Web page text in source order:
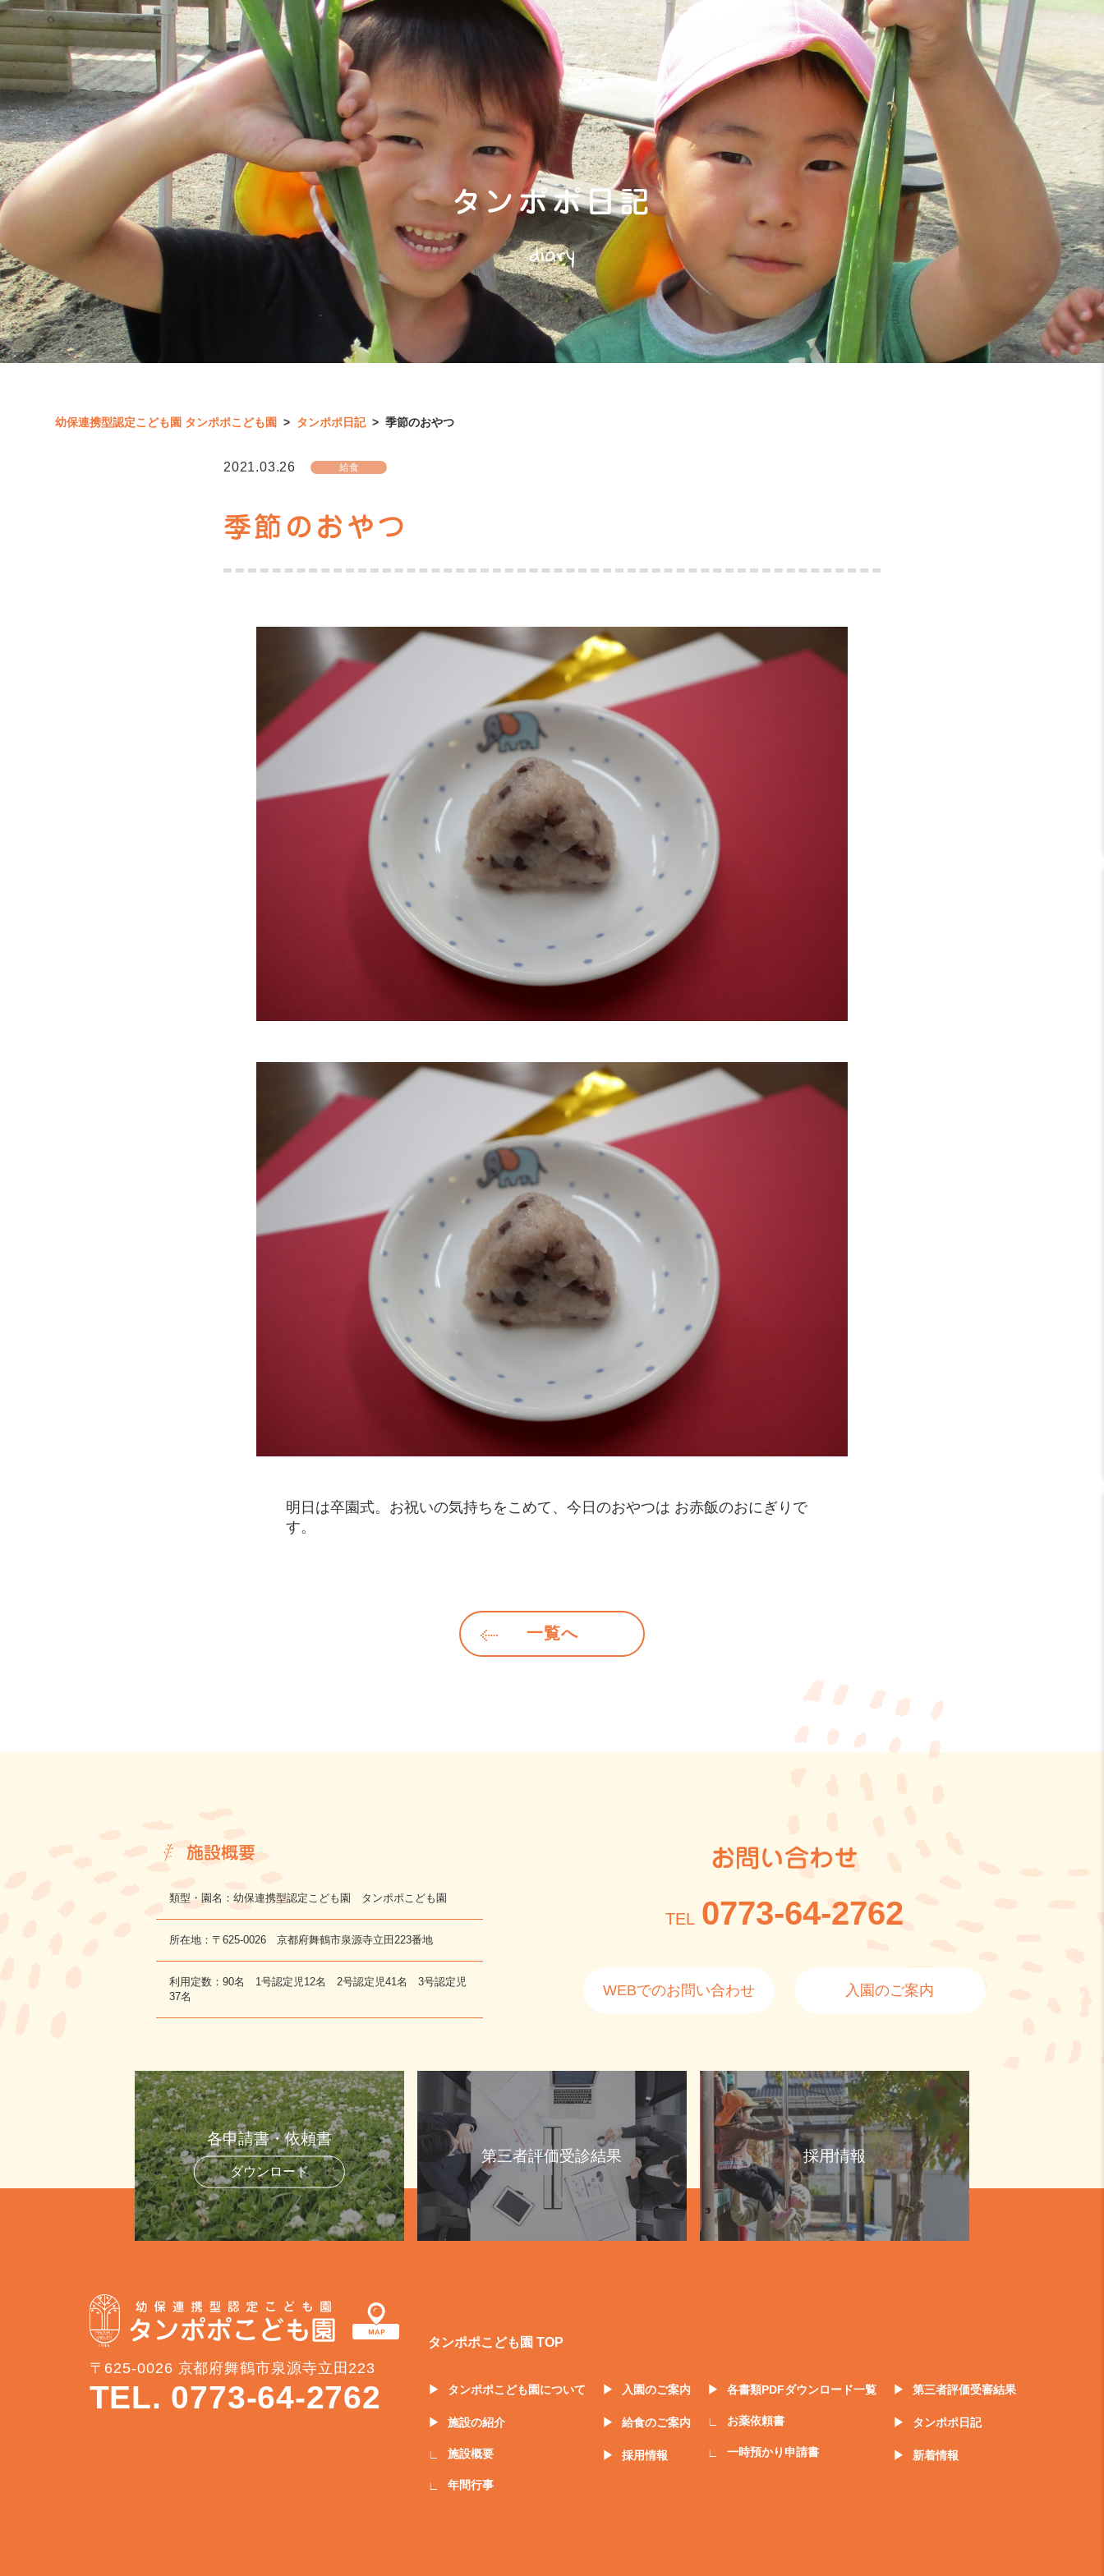
タンポポ日記
diary
幼保連携型認定こども園 タンポポこども園 > タンポポ日記 > 季節のおやつ
2021.03.26 給食
季節のおやつ
明日は卒園式。お祝いの気持ちをこめて、今日のおやつは お赤飯のおにぎりで
す。
一覧へ
施設概要
類型・園名：幼保連携型認定こども園 タンポポこども園
所在地：〒625-0026 京都府舞鶴市泉源寺立田223番地
利用定数：90名 1号認定児12名 2号認定児41名 3号認定児
37名
お問い合わせ
TEL 0773-64-2762
WEBでのお問い合わせ 入園のご案内
各申請書・依頼書
ダウンロード
第三者評価受診結果 採用情報
タンポポこども園 TOP
タンポポこども園について
施設の紹介
施設概要
年間行事
入園のご案内
給食のご案内
採用情報
各書類PDFダウンロード一覧
お薬依頼書
一時預かり申請書
第三者評価受審結果
タンポポ日記
新着情報
〒625-0026 京都府舞鶴市泉源寺立田223
TEL. 0773-64-2762